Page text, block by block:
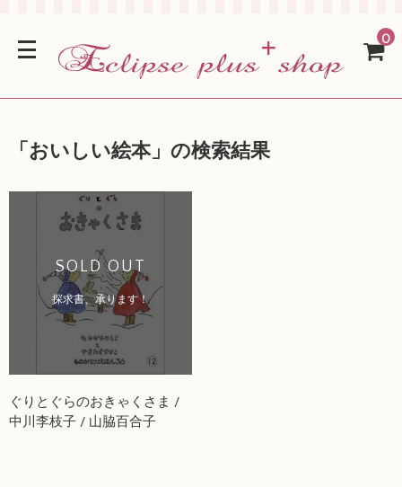
0
「 おいしい絵本」の検索結果
SOLD OUT
探求書、承ります！
ぐりとぐらのおきゃくさま /
中川李枝子 / 山脇百合子